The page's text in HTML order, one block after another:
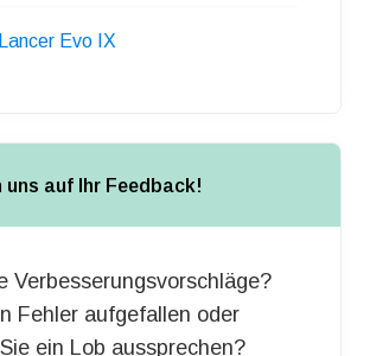
Evo IX
uns auf Ihr Feedback!
Verbesserungsvorschläge?
Fehler aufgefallen oder
ein Lob aussprechen?